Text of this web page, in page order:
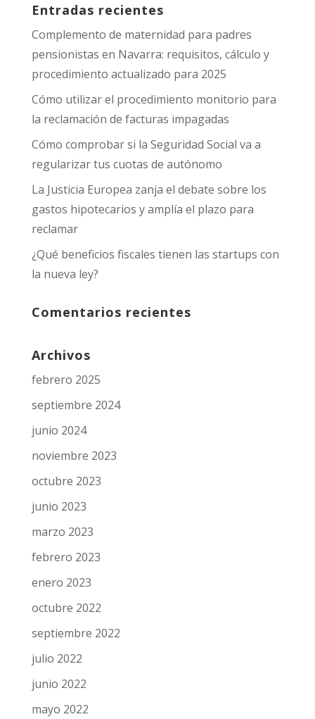
Entradas recientes
Complemento de maternidad para padres
pensionistas en Navarra: requisitos, cálculo y
procedimiento actualizado para 2025
Cómo utilizar el procedimiento monitorio para
la reclamación de facturas impagadas
Cómo comprobar si la Seguridad Social va a
regularizar tus cuotas de autónomo
La Justicia Europea zanja el debate sobre los
gastos hipotecarios y amplía el plazo para
reclamar
¿Qué beneficios fiscales tienen las startups con
la nueva ley?
Comentarios recientes
Archivos
febrero 2025
septiembre 2024
junio 2024
noviembre 2023
octubre 2023
junio 2023
marzo 2023
febrero 2023
enero 2023
octubre 2022
septiembre 2022
julio 2022
junio 2022
mayo 2022